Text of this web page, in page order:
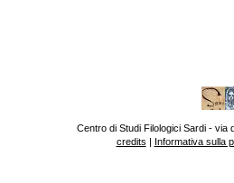
Centro di Studi Filologici Sardi - via
credits | Informativa sulla